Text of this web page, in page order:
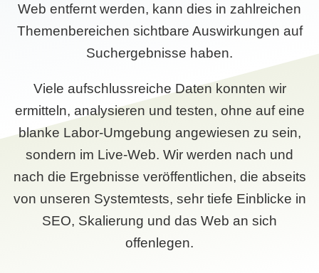
Web entfernt werden, kann dies in zahlreichen
Themenbereichen sichtbare Auswirkungen auf
Suchergebnisse haben.
Viele aufschlussreiche Daten konnten wir
ermitteln, analysieren und testen, ohne auf eine
blanke Labor-Umgebung angewiesen zu sein,
sondern im Live-Web. Wir werden nach und
nach die Ergebnisse veröffentlichen, die abseits
von unseren Systemtests, sehr tiefe Einblicke in
SEO, Skalierung und das Web an sich
offenlegen.